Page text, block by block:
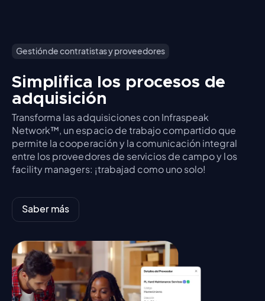
Gestión de contratistas y proveedores
Simplifica los procesos de
adquisición
Transforma las adquisiciones con Infraspeak
Network™, un espacio de trabajo compartido que
permite la cooperación y la comunicación integral
entre los proveedores de servicios de campo y los
facility managers: ¡trabajad como uno solo!
Saber más